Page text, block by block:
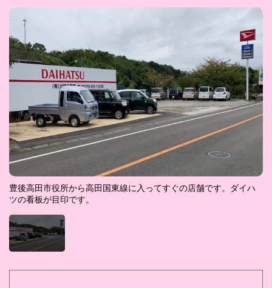
豊後高田市役所から高田国東線に入ってすぐの店舗です。ダイハ
ツの看板が目印です。